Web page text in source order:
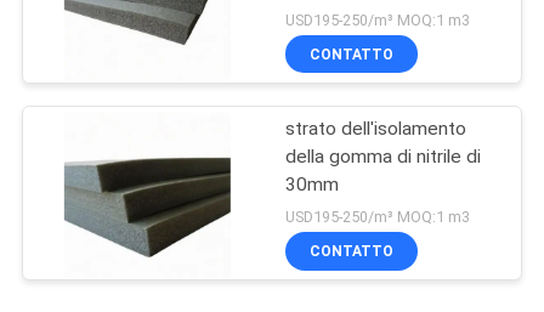
USD195-250/m³ MOQ:1 m3
CONTATTO
strato dell'isolamento
della gomma di nitrile di
30mm
USD195-250/m³ MOQ:1 m3
CONTATTO